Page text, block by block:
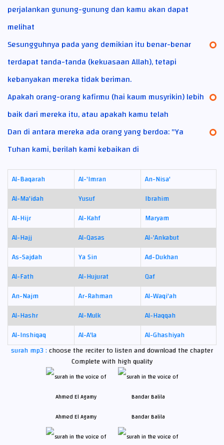
perjalankan gunung-gunung dan kamu akan dapat
melihat
Sesungguhnya pada yang demikian itu benar-benar
terdapat tanda-tanda (kekuasaan Allah), tetapi
kebanyakan mereka tidak beriman.
Apakah orang-orang kafirmu (hai kaum musyrikin) lebih
baik dari mereka itu, atau apakah kamu telah
Dan di antara mereka ada orang yang berdoa: "Ya
Tuhan kami, berilah kami kebaikan di
Al-Baqarah Al-'Imran
An-Nisa'
Al-Ma'idah
Yusuf
Ibrahim
Al-Hijr
Al-Kahf
Maryam
Al-Hajj
Al-Qasas
Al-'Ankabut
As-Sajdah
Ya Sin
Ad-Dukhan
Al-Fath
Al-Hujurat
Qaf
An-Najm
Ar-Rahman
Al-Waqi'ah
Al-Hashr
Al-Mulk
Al-Haqqah
Al-Inshiqaq
Al-A'la
Al-Ghashiyah
surah mp3 :choose the reciter to listen and download the chapter
Complete with high quality
Ahmed El Agamy Bandar Balila